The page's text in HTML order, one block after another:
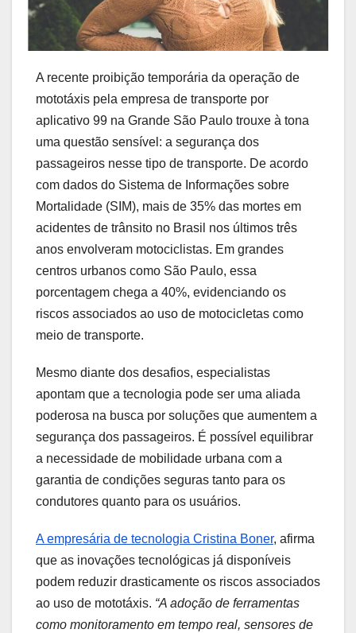
A recente proibição temporária da operação de
mototáxis pela empresa de transporte por
aplicativo 99 na Grande São Paulo trouxe à tona
uma questão sensível: a segurança dos
passageiros nesse tipo de transporte. De acordo
com dados do Sistema de Informações sobre
Mortalidade (SIM), mais de 35% das mortes em
acidentes de trânsito no Brasil nos últimos três
anos envolveram motociclistas. Em grandes
centros urbanos como São Paulo, essa
porcentagem chega a 40%, evidenciando os
riscos associados ao uso de motocicletas como
meio de transporte.
Mesmo diante dos desafios, especialistas
apontam que a tecnologia pode ser uma aliada
poderosa na busca por soluções que aumentem a
segurança dos passageiros. É possível equilibrar
a necessidade de mobilidade urbana com a
garantia de condições seguras tanto para os
condutores quanto para os usuários.
A empresária de tecnologia Cristina Boner, afirma
que as inovações tecnológicas já disponíveis
podem reduzir drasticamente os riscos associados
ao uso de mototáxis. “A adoção de ferramentas
como monitoramento em tempo real, sensores de